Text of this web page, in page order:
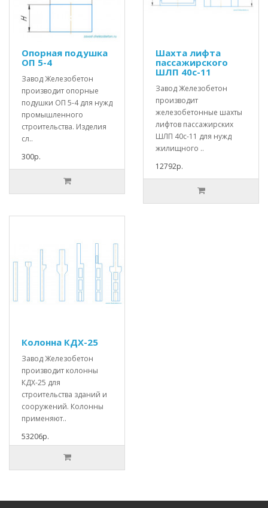
Опорная подушка
ОП 5-4
Завод Железобетон
производит опорные
подушки ОП 5-4 для нужд
промышленного
строительства. Изделия
сл..
300р.
Шахта лифта
пассажирского
ШЛП 40с-11
Завод Железобетон
производит
железобетонные шахты
лифтов пассажирских
ШЛП 40с-11 для нужд
жилищного ..
12792р.
Колонна КДХ-25
Завод Железобетон
производит колонны
КДХ-25 для
строительства зданий и
сооружений. Колонны
применяют..
53206р.